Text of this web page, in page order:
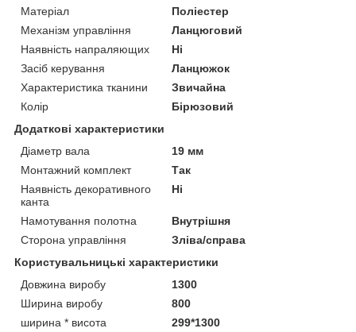
Матеріал
Поліестер
Механізм управління
Ланцюговий
Наявність напраляющих
Ні
Засіб керування
Ланцюжок
Характеристика тканини
Звичайна
Колір
Бірюзовий
Додаткові характеристики
Діаметр вала
19 мм
Монтажний комплект
Так
Наявність декоративного
канта
Ні
Намотування полотна
Внутрішня
Сторона управління
Зліва/справа
Користувальницькі характеристики
Довжина виробу
1300
Ширина виробу
800
ширина * висота
299*1300